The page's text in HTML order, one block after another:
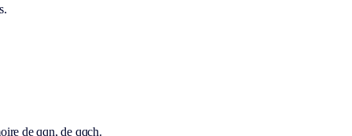
de qqn, de qqch.